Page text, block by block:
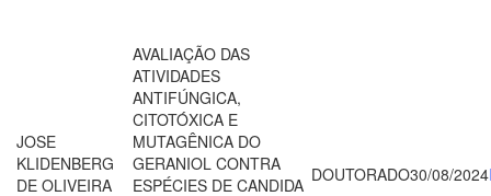
JOSE
KLIDENBERG
DE OLIVEIRA
AVALIAÇÃO DAS
ATIVIDADES
ANTIFÚNGICA,
CITOTÓXICA E
MUTAGÊNICA DO
GERANIOL CONTRA
ESPÉCIES DE CANDIDA DOUTORADO30/08/2024